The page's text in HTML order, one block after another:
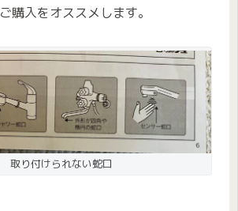
購入をオススメします。
取り付けられない蛇口